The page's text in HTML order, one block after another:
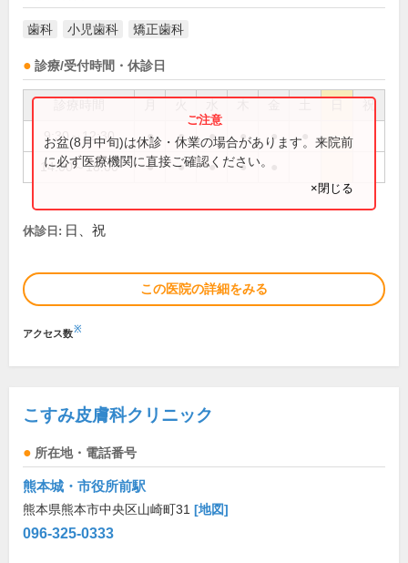
歯科 小児歯科 矯正歯科
診療/受付時間・休診日
祝
9:30～12:30 ● ● ● ● ●
14:00～18:00 ● ● ● ●
お盆(8月中旬)は休診・休業の場合があります。来院前
に必ず医療機関に直接ご確認ください。
×閉じる
休診日: 日、祝
この医院の詳細をみる
アクセス数※
こすみ皮膚科クリニック
所在地・電話番号
熊本城・市役所前駅
熊本県熊本市中央区山崎町31 [地図]
096-325-0333